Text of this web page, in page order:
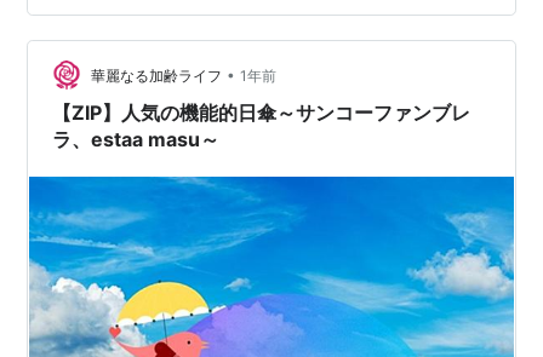
ULブラックOnline Edition モンベル O.D.アンブレラプラ
ス60 mabu(マブ) ストレングスミニE…
華麗なる加齢ライフ • 1年前
【ZIP】人気の機能的日傘～サンコーファンブレ
ラ、estaa masu～